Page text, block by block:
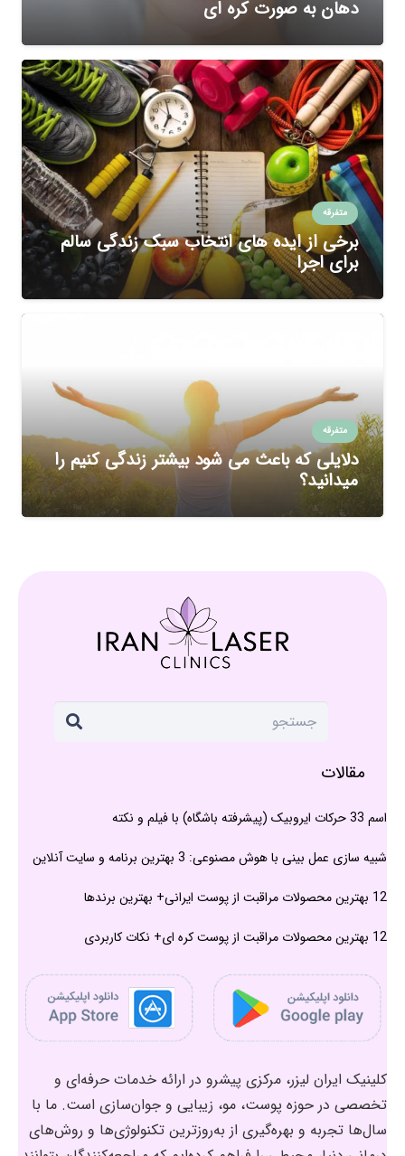
دهان به صورت کره ای
متفرقه
برخی از ایده های انتخاب سبک زندگی سالم
برای اجرا
متفرقه
دلایلی که باعث می شود بیشتر زندگی کنیم را
میدانید؟
مقالات
اسم 33 حرکات ایروبیک (پیشرفته باشگاه) با فیلم و نکته
شبیه سازی عمل بینی با هوش مصنوعی: 3 بهترین برنامه و سایت آنلاین
12 بهترین محصولات مراقبت از پوست ایرانی+ بهترین برندها
12 بهترین محصولات مراقبت از پوست کره ای+ نکات کاربردی
کلینیک ایران لیزر، مرکزی پیشرو در ارائه خدمات حرفه‌ای و
تخصصی در حوزه پوست، مو، زیبایی و جوان‌سازی است. ما با
سال‌ها تجربه و بهره‌گیری از به‌روزترین تکنولوژی‌ها و روش‌های